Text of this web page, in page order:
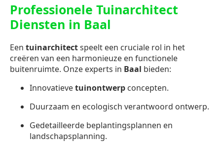
Professionele Tuinarchitect
Diensten in Baal
Een tuinarchitectspeelt een cruciale rol in het
creëren van een harmonieuze en functionele
buitenruimte. Onze experts in Baal bieden:
Innovatievetuinontwerp concepten.
Duurzaam en ecologisch verantwoord ontwerp.
Gedetailleerde beplantingsplannen en
landschapsplanning.